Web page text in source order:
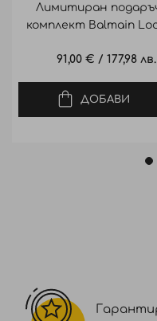
Лимитиран
комплект Balmain
91,00 € / 177,98 лв.
ДОБАВИ